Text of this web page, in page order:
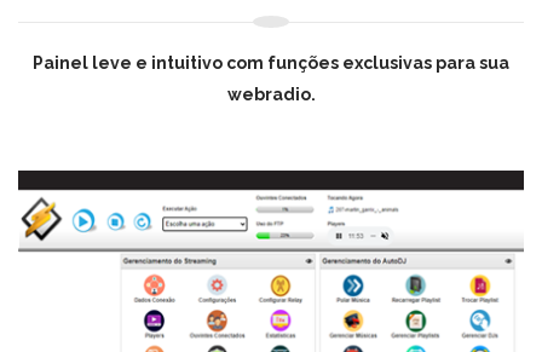
Painel leve e intuitivo com funções exclusivas para sua
webradio.